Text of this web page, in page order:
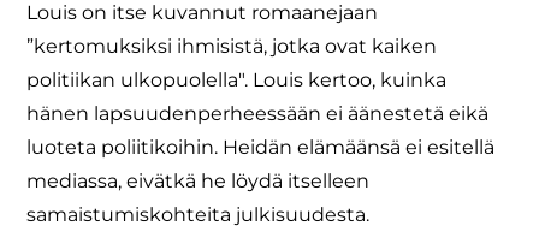
Louis on itse kuvannut romaanejaan
”kertomuksiksi ihmisistä, jotka ovat kaiken
politiikan ulkopuolella". Louis kertoo, kuinka
hänen lapsuudenperheessään ei äänestetä eikä
luoteta poliitikoihin. Heidän elämäänsä ei esitellä
mediassa, eivätkä he löydä itselleen
samaistumiskohteita julkisuudesta.